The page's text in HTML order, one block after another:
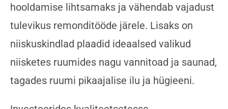
hooldamise lihtsamaks ja vähendab vajadust
tulevikus remonditööde järele. Lisaks on
niiskuskindlad plaadid ideaalsed valikud
niisketes ruumides nagu vannitoad ja saunad,
tagades ruumi pikaajalise ilu ja hügieeni.